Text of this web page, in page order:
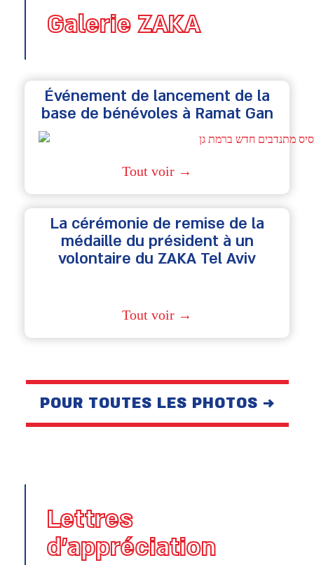
Galerie ZAKA
Événement de lancement de la
base de bénévoles à Ramat Gan
Tout voir →
La cérémonie de remise de la
médaille du président à un
volontaire du ZAKA Tel Aviv
Tout voir →
POUR TOUTES LES PHOTOS →
Lettres
d’appréciation